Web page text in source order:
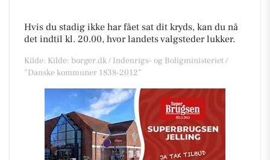
Hvis du stadig ikke har fået sat dit kryds, kan du nå
det indtil kl. 20.00, hvor landets valgsteder lukker.
Kilde: Kilde: borger.dk / Indenrigs- og Boligministeriet /
”Danske kommuner 1838-2012”